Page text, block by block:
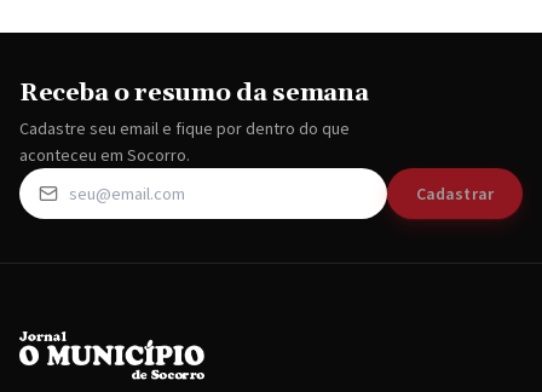
Receba o resumo da semana
Cadastre seu email e fique por dentro do que
aconteceu em Socorro.
Cadastrar